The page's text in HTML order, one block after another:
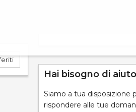
Hai bisogno di
Siamo a tua disposizione
rispondere alle tue